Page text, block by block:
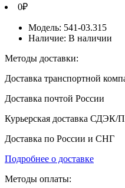
0₽
Модель: 541-03.315
Наличие: В наличии
Методы доставки:
Доставка транспортной
Доставка почтой России
Курьерская доставка
Доставка по России и СНГ
Подробнее о доставке
Методы оплаты: